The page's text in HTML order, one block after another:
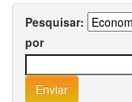
Pesquisar:
por